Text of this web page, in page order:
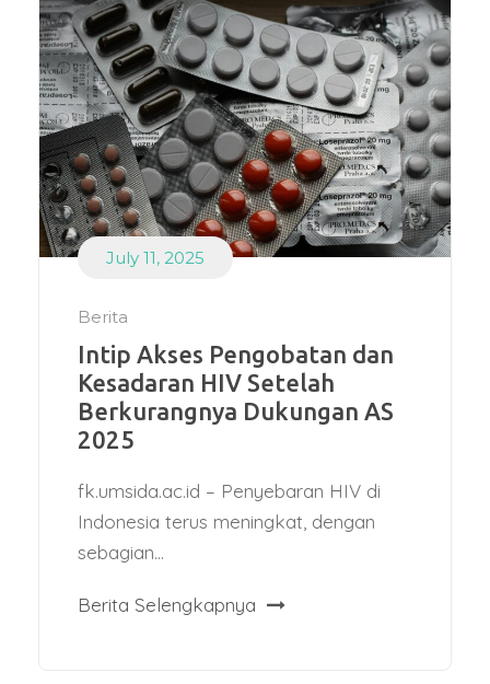
July 11, 2025
Berita
Intip Akses Pengobatan dan
Kesadaran HIV Setelah
Berkurangnya Dukungan AS
2025
fk.umsida.ac.id – Penyebaran HIV di
Indonesia terus meningkat, dengan
sebagian...
Berita Selengkapnya